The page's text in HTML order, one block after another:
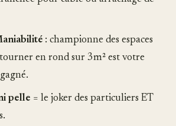
: championne des espaces
en rond sur 3m² est votre
pelle = le joker des particuliers ET